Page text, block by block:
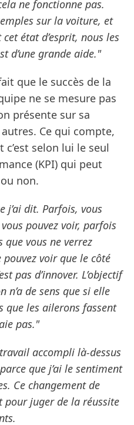
ne fonctionne pas.
sur la voiture, et
état d’esprit, nous les
d’une grande aide."
que le succès de la
ne se mesure pas
présente sur sa
Ce qui compte,
c’est selon lui le seul
(KPI) qui peut
non.
j’ai dit. Parfois, vous
pouvez voir, parfois
que vous ne verrez
voir que le côté
pas d’innover. L’objectif
n’a de sens que si elle
que les ailerons fassent
pas."
accompli là-dessus
que j’ai le sentiment
Ce changement de
juger de la réussite